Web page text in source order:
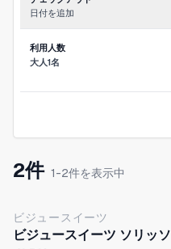
日付を追加
利用人数
大人1名
2件 1-2件を表示中
ビジュースイーツ
ビジュースイーツ ソリッソ